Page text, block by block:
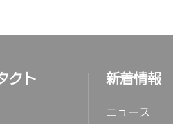
クト 新着情報
ニュース